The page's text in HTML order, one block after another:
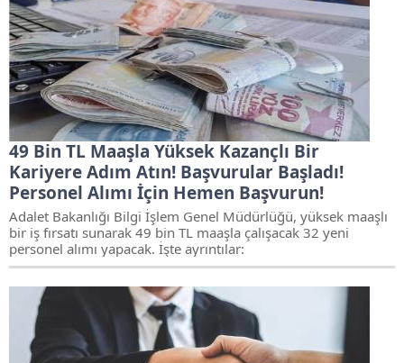
49 Bin TL Maaşla Yüksek Kazançlı Bir
Kariyere Adım Atın! Başvurular Başladı!
Personel Alımı İçin Hemen Başvurun!
Adalet Bakanlığı Bilgi İşlem Genel Müdürlüğü, yüksek maaşlı
bir iş fırsatı sunarak 49 bin TL maaşla çalışacak 32 yeni
personel alımı yapacak. İşte ayrıntılar: